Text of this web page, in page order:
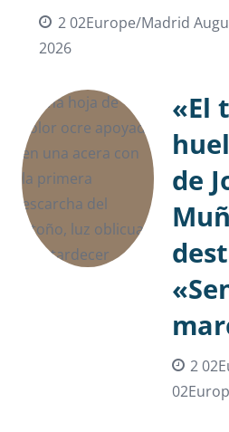
2 02Europe/Madrid
2026
«El
de
2